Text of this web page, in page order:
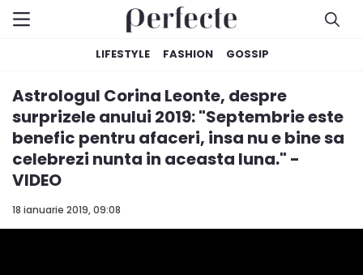
LIFESTYLE FASHION GOSSIP
18 ianuarie 2019, 09:08
Astrologul Corina Leonte, despre
surprizele anului 2019: "Septembrie este
benefic pentru afaceri, insa nu e bine sa
celebrezi nunta in aceasta luna." -
VIDEO